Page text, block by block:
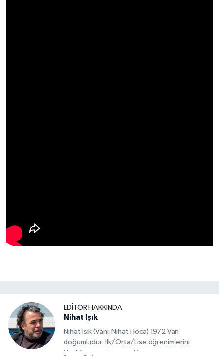
EDITÖR HAKKINDA
Nihat Işık
Nihat Işık (Vanlı Nihat Hoca) 1972 Van
doğumludur. İlk/Orta/Lise öğrenimlerini
Van’da tamamlamıştır. Hacettepe mezunu